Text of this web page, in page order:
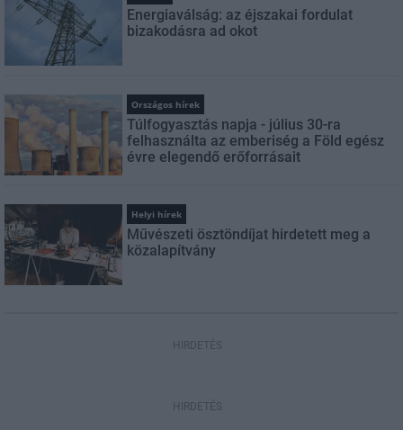
Energiaválság: az éjszakai fordulat
bizakodásra ad okot
Országos hírek
Túlfogyasztás napja - július 30-ra
felhasználta az emberiség a Föld egész
évre elegendő erőforrásait
Helyi hírek
Művészeti ösztöndíjat hirdetett meg a
közalapítvány
HIRDETÉS
HIRDETÉS